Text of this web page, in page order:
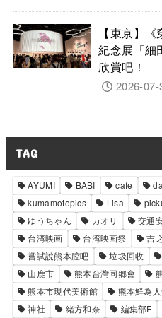
【東京】
紀念展「
欣賞吧！
2026-07-
TAG
AYUMI BABI cafe
kumamotopics
Lisa
ゆうちゃん
カオリ 交通
台湾映画
台湾映画祭 吉
嘗試說熊本腔吧
垃圾回收
山鹿市
熊本台灣同郷會
熊本市現代美術館
熊本鮮為
神社
緒方和奈 編集部F